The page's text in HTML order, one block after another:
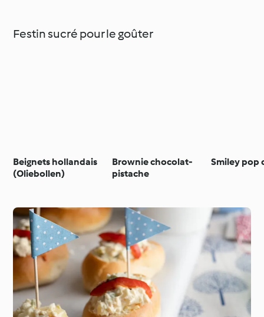
Festin sucré pour le goûter
Beignets hollandais
(Oliebollen)
Brownie chocolat-
pistache
Smiley pop